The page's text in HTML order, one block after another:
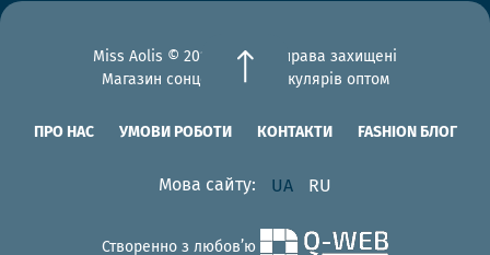
Miss Aolis © 2012-2026 Всі права захищені
Магазин сонцезахисних окулярів оптом
ПРО НАС УМОВИ РОБОТИ КОНТАКТИ FASHION БЛОГ
Мова сайту: UA RU
Створенно з любов’ю